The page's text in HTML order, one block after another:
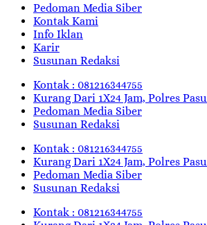
Pedoman Media Siber
Kontak Kami
Info Iklan
Karir
Susunan Redaksi
Kontak : 081216344755
Kurang Dari 1X24 Jam, Polres
Pedoman Media Siber
Susunan Redaksi
Kontak : 081216344755
Kurang Dari 1X24 Jam, Polres
Pedoman Media Siber
Susunan Redaksi
Kontak : 081216344755